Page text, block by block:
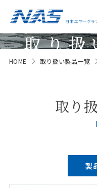
取り扱
HOME 取り扱い製品一覧
取り
製